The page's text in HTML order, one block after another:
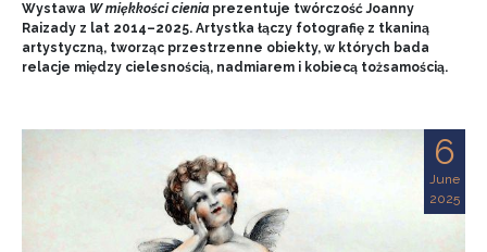
Wystawa W miękkości cieniaprezentuje twórczość Joanny
Raizady z lat 2014–2025. Artystka łączy fotografię z tkaniną
artystyczną, tworząc przestrzenne obiekty, w których bada
relacje między cielesnością, nadmiarem i kobiecą tożsamością.
6
June
2025